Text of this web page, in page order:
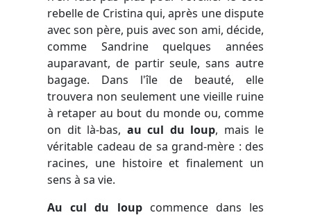
rebelle de Cristina qui, après une dispute
avec son père, puis avec son ami, décide,
comme Sandrine quelques années
auparavant, de partir seule, sans autre
bagage. Dans l'île de beauté, elle
trouvera non seulement une vieille ruine
à retaper au bout du monde ou, comme
on dit là-bas, au cul du loup, mais le
véritable cadeau de sa grand-mère : des
racines, une histoire et finalement un
sens à sa vie.
Au cul du loupcommence dans les